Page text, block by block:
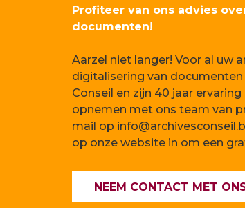
Profiteer van ons advies
documenten!
Aarzel niet langer! Voor al uw
digitalisering van
Conseil en zijn 40 jaar
opnemen met ons team van
mail op
op onze website in om een
NEEM CONTACT MET